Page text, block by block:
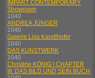
IMPART CONTEMPORARY
Showroom
1040
ANDREA JÜNGER
1040
Galerie Lisa Kandlhofer
1040
DAS KUNSTWERK
1040
Christine KÖNIG | CHAPTER
III: DAS BILD UND SEIN BUCH